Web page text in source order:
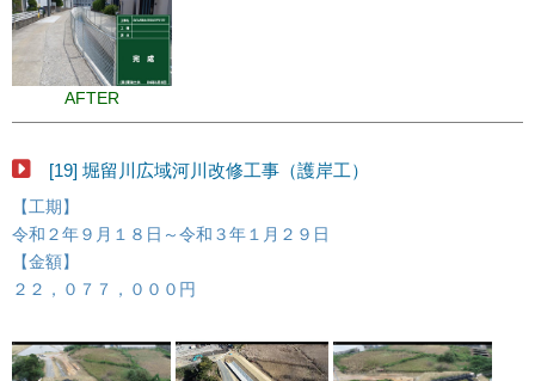
AFTER
[19] 堀留川広域河川改修工事（護岸工）
【工期】
令和２年９月１８日～令和３年１月２９日
【金額】
２２，０７７，０００円